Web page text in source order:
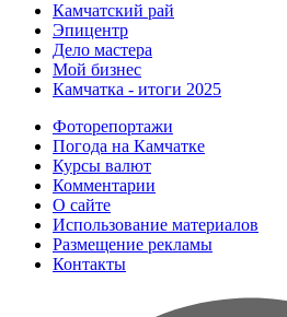
Камчатский рай
Эпицентр
Дело мастера
Мой бизнес
Камчатка - итоги 2025
Фоторепортажи
Погода на Камчатке
Курсы валют
Комментарии
О сайте
Использование материалов
Размещение рекламы
Контакты